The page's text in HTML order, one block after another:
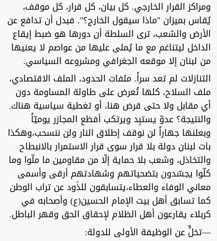
ومراكز القرار الخارجي. كل بيان، كل قرار، كل موقف،
يُقاس بميزان "ماذا سيقول الخارج؟". فبدل أن تدافع عن
الأرض والشعب، ترى السلطة أن دورها هو ضبط إيقاع
الداخل ليتناغم مع ما يُملى عليها من عواصم لا يعنيها
من لبنان إلا موقعه الجغرافي ومشروعه السياسي.
التنازلات لم تعد سراً. ملفات الحدود، الملف الاقتصادي،
ملف السلاح، كلها تُعرض على طاولة المساومة دون
أي مقابل ولا حتى قرض هنا، أو تغطية سياسية هناك.
والنتيجة؟ عدوّ يستبِد ويرتكب أفظع المجازر يوميّاً
وبعلنها جهاراً لن نوقف إطلاق النار ولن ننسحب،وهكذا
بات لبنان دولة بلا قرار سوى قرار الاستمرار بالانبطاح
والتخاذل، وشعب بلا حماية إلّا من مقاومين ما ملّوا وما
كلّوا يجسّدون بتضحياتهم وشهادتهم أرقى وأسمى
معاني الوفاء والعطاء،يتسابقون للذَود عن تراب الوطن
كما تسابق أهل بيت الإمام الحسين(ع) وأصحابه في
كربلاء يقارعون أهل الظلام لإحقاق الحق وقهر الباطل.
—تخلٍّ عن الوظيفة الأولى للدولة: